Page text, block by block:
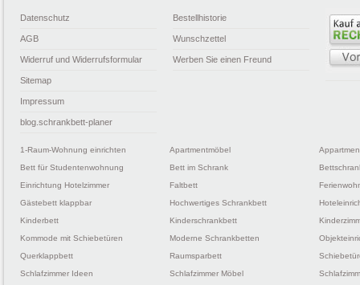
Datenschutz
AGB
Widerruf und Widerrufsformular
Sitemap
Impressum
blog.schrankbett-planer
Bestellhistorie
Wunschzettel
Werben Sie einen Freund
1-Raum-Wohnung einrichten Apartmentmöbel
Bett für Studentenwohnung
Bett im Schrank
Einrichtung Hotelzimmer
Faltbett
Gästebett klappbar
Hochwertiges Schrankbett
Kinderbett
Kinderschrankbett
Kommode mit Schiebetüren
Moderne Schrankbetten
Querklappbett
Raumsparbett
Schlafzimmer Ideen
Schlafzimmer Möbel